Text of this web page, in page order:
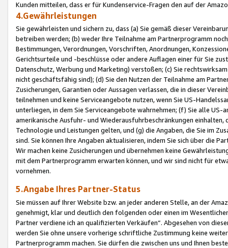
Kunden mitteilen, dass er für Kundenservice-Fragen den auf der
4.Gewährleistungen
Sie gewährleisten und sichern zu, dass (a) Sie gemäß dieser
betreiben werden; (b) weder Ihre Teilnahme am Partnerprogramm
Bestimmungen, Verordnungen, Vorschriften, Anordnungen,
Gerichtsurteile und -beschlüsse oder andere Auflagen einer für Sie
Datenschutz, Werbung und Marketing) verstoßen; (c) Sie
nicht geschäftsfähig sind); (d) Sie den Nutzen der Teilnahme am
Zusicherungen, Garantien oder Aussagen verlassen, die in dieser
teilnehmen und keine Serviceangebote nutzen, wenn Sie US-
unterliegen, in dem Sie Serviceangebote wahrnehmen; (f) Sie alle
amerikanische Ausfuhr- und Wiederausfuhrbeschränkungen
Technologie und Leistungen gelten, und (g) die Angaben, die Sie im
sind. Sie können Ihre Angaben aktualisieren, indem Sie sich über die
Wir machen keine Zusicherungen und übernehmen keine
mit dem Partnerprogramm erwarten können, und wir sind nicht für
vornehmen.
5.Angabe Ihres Partner-Status
Sie müssen auf Ihrer Website bzw. an jeder anderen Stelle, an der
genehmigt, klar und deutlich den folgenden oder einen im
Partner verdiene ich an qualifizierten Verkäufen“. Abgesehen von
werden Sie ohne unsere vorherige schriftliche Zustimmung keine
Partnerprogramm machen. Sie dürfen die zwischen uns und Ihnen